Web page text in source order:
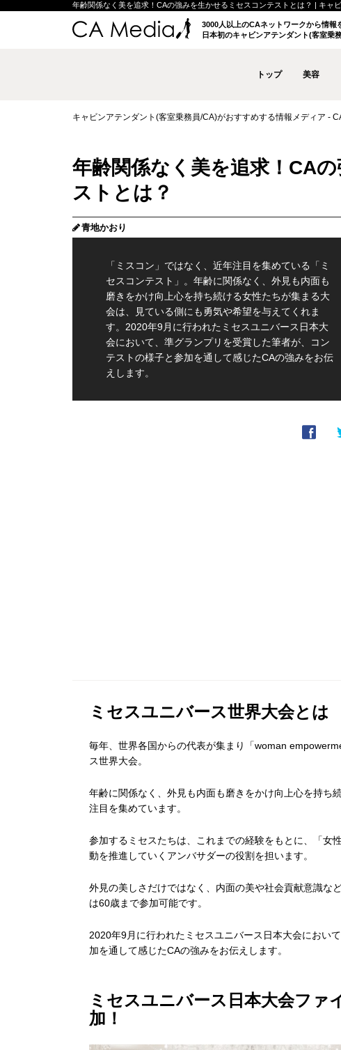
年齢関係なく美を追求！CAの強みを生かせるミセスコンテストとは？ | キャ
3000人以上のCAネットワークから情報
日本初のキャビンアテンダント(客室乗
トップ 美容
キャビンアテンダント(客室乗務員/CA)がおすすめする情報メディア -
年齢関係なく美を追求！CA
ストとは？
青地かおり
「ミスコン」ではなく、近年注目を集めている「ミ
セスコンテスト」。年齢に関係なく、外見も内面も
磨きをかけ向上心を持ち続ける女性たちが集まる大
会は、見ている側にも勇気や希望を与えてくれま
す。2020年9月に行われたミセスユニバース日本大
会において、準グランプリを受賞した筆者が、コン
テストの様子と参加を通して感じたCAの強みをお伝
えします。
ミセスユニバース世界大会とは
毎年、世界各国からの代表が集まり「woman
ス世界大会。
年齢に関係なく、外見も内面も磨きをかけ向上心を持ち
注目を集めています。
参加するミセスたちは、これまでの経験をもとに、「女
動を推進していくアンバサダーの役割を担います。
外見の美しさだけではなく、内面の美や社会貢献意識な
は60歳まで参加可能です。
2020年9月に行われたミセスユニバース日本大会におい
加を通して感じたCAの強みをお伝えします。
ミセスユニバース日本大会フ
加！